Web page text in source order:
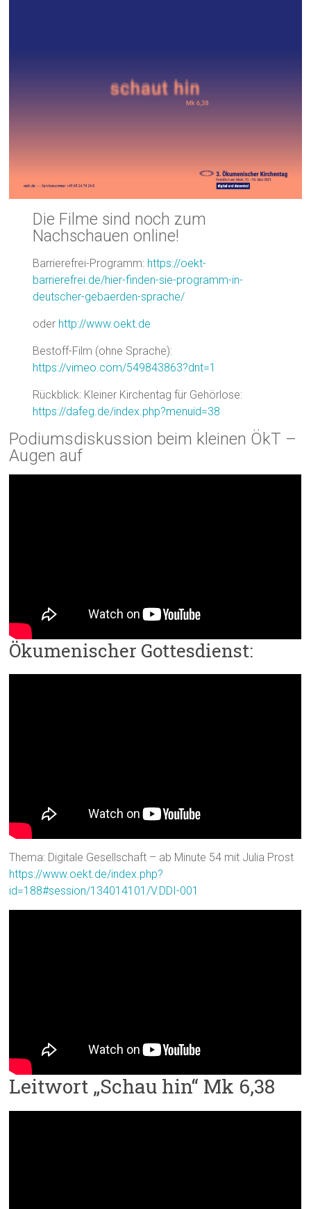
Die Filme sind noch zum
Nachschauen online!
Barrierefrei-Programm: https://oekt-
barrierefrei.de/hier-finden-sie-programm-in-
deutscher-gebaerden-sprache/
oder http://www.oekt.de
Bestoff-Film (ohne Sprache):
https://vimeo.com/549843863?dnt=1
Rückblick: Kleiner Kirchentag für Gehörlose:
https://dafeg.de/index.php?menuid=38
Podiumsdiskussion beim kleinen ÖkT –
Augen auf
Ökumenischer Gottesdienst:
Thema: Digitale Gesellschaft – ab Minute 54 mit Julia Prost
https://www.oekt.de/index.php?
id=188#session/134014101/V.DDI-001
Leitwort „Schau hin“ Mk 6,38